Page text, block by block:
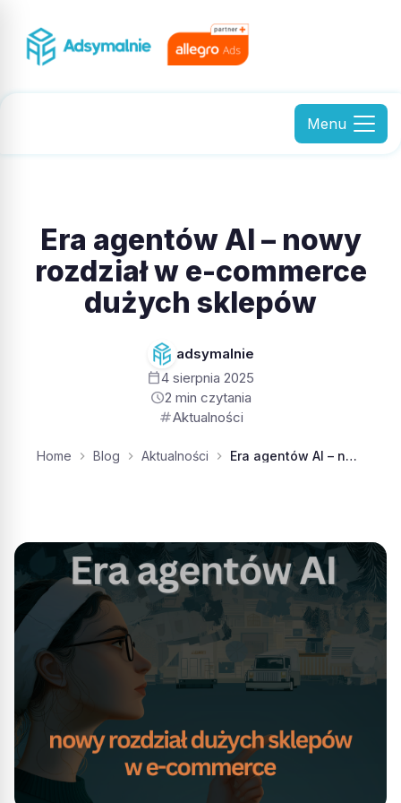
Menu
Era agentów AI – nowy
rozdział w e-commerce
dużych sklepów
adsymalnie
calendar_today4 sierpnia 2025
schedule2 min czytania
tagAktualności
Home Blog Aktualności Era agentów AI – nowy rozdział w e-commerce dużych sklepów